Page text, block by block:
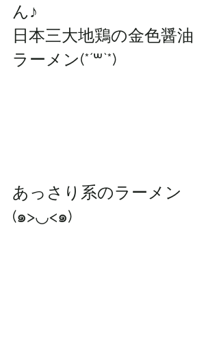
ん♪
日本三大地鶏の金色醤油
ラーメン(*´꒳`*)
あっさり系のラーメン
(๑>◡<๑)